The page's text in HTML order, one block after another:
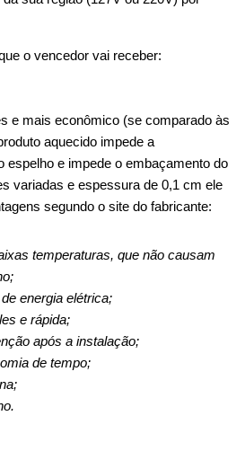
o vencedor vai receber:
e mais econômico (se comparado às
aquecido impede a
espelho e impede o embaçamento do
variadas e espessura de 0,1 cm ele
segundo o site do fabricante:
temperaturas, que não causam
energia elétrica;
e rápida;
após a instalação;
de tempo;